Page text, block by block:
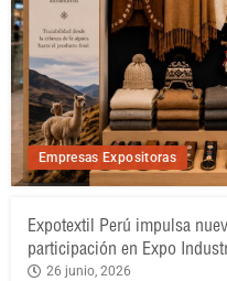
Empresas Expositoras
Expotextil Perú impulsa
participación en Expo
26 junio, 2026